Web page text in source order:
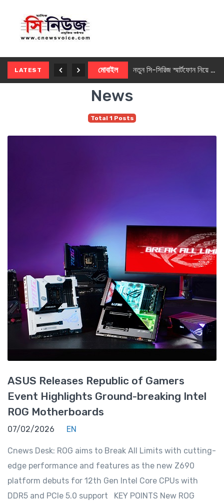
LATEST মোবাইল নতুন সি-সিরিজ স্মার্টফোন নিয়ে আসছে রিয়েলমি
News
Total 1 Posts
ASUS Releases Republic of Gamers
Event Highlights Ground-breaking Intel
ROG Motherboards
07/02/2026 EN
Cnews Desk: ROG aims to Break All Limits with cutting-
edge performance and features as the new Z690
platform debuts for 12th Gen Intel Core CPUs with
DDR5 and PCIe 5.0 support KEY POINTS New ROG